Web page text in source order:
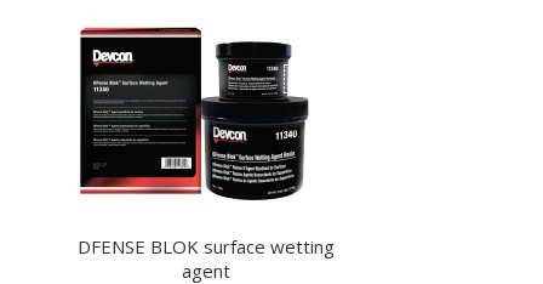
DFENSE BLOK surface wetting
agent